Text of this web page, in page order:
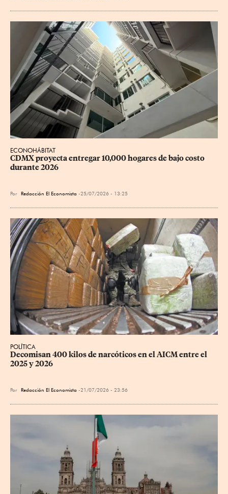
ECONOHÁBITAT
CDMX proyecta entregar 10,000 hogares de bajo costo
durante 2026
Por Redacción El Economista 25/07/2026 - 13:25
POLÍTICA
Decomisan 400 kilos de narcóticos en el AICM entre el
2025 y 2026
Por Redacción El Economista 21/07/2026 - 23:56